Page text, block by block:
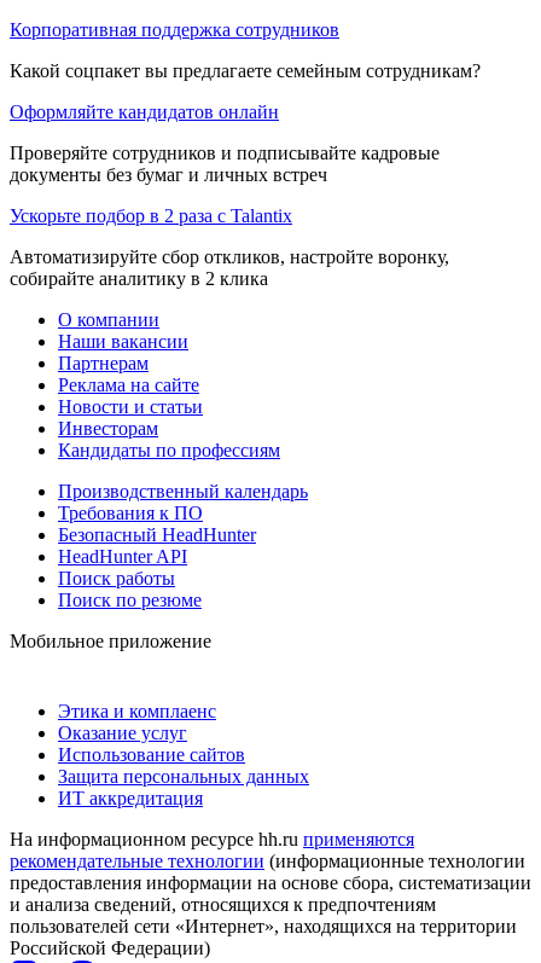
Корпоративная поддержка сотрудников
Какой соцпакет вы предлагаете семейным сотрудникам?
Оформляйте кандидатов онлайн
Проверяйте сотрудников и подписывайте кадровые
документы без бумаг и личных встреч
Ускорьте подбор в 2 раза с Talantix
Автоматизируйте сбор откликов, настройте воронку,
собирайте аналитику в 2 клика
О компании
Наши вакансии
Партнерам
Реклама на сайте
Новости и статьи
Инвесторам
Кандидаты по профессиям
Производственный календарь
Требования к ПО
Безопасный HeadHunter
HeadHunter API
Поиск работы
Поиск по резюме
Мобильное приложение
Этика и комплаенс
Оказание услуг
Использование сайтов
Защита персональных данных
ИТ аккредитация
На информационном ресурсе hh.ru применяются
рекомендательные технологии (информационные технологии
предоставления информации на основе сбора, систематизации
и анализа сведений, относящихся к предпочтениям
пользователей сети «Интернет», находящихся на территории
Российской Федерации)